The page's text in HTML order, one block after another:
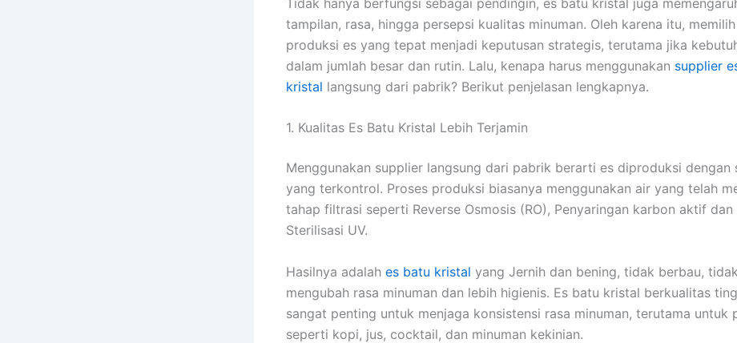
tampilan, rasa, hingga persepsi kualitas minuman. Oleh karena itu,
produksi es yang tepat menjadi keputusan strategis, terutama jika
dalam jumlah besar dan rutin. Lalu, kenapa harus menggunakan supplier
kristal langsung dari pabrik? Berikut penjelasan lengkapnya.
1. Kualitas Es Batu Kristal Lebih Terjamin
Menggunakan supplier langsung dari pabrik berarti es diproduksi dengan
yang terkontrol. Proses produksi biasanya menggunakan air yang telah
tahap filtrasi seperti Reverse Osmosis (RO), Penyaringan karbon aktif dan
Sterilisasi UV.
Hasilnya adalah es batu kristal yang Jernih dan bening, tidak berbau, tidak
mengubah rasa minuman dan lebih higienis. Es batu kristal berkualitas
sangat penting untuk menjaga konsistensi rasa minuman, terutama untuk
seperti kopi, jus, cocktail, dan minuman kekinian.